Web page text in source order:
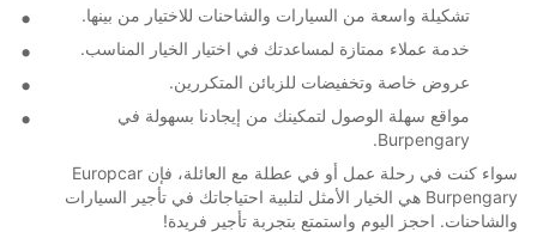
تشكيلة واسعة من السيارات والشاحنات للاختيار من بينها.
خدمة عملاء ممتازة لمساعدتك في اختيار الخيار المناسب.
عروض خاصة وتخفيضات للزبائن المتكررين.
مواقع سهلة الوصول لتمكينك من إيجادنا بسهولة في
Burpengary.
سواء كنت في رحلة عمل أو في عطلة مع العائلة، فإن Europcar
Burpengary هي الخيار الأمثل لتلبية احتياجاتك في تأجير السيارات
والشاحنات. احجز اليوم واستمتع بتجربة تأجير فريدة!